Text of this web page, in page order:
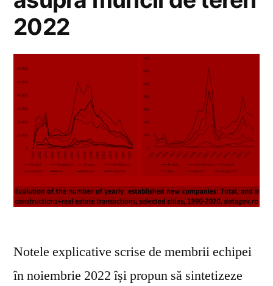
2022
Notele explicative scrise de membrii echipei
în noiembrie 2022 își propun să sintetizeze